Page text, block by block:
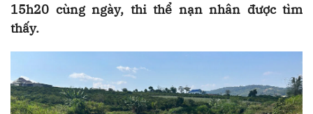
15h20 cùng ngày, thi thể nạn nhân được tìm
thấy.